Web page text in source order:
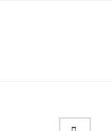
Search